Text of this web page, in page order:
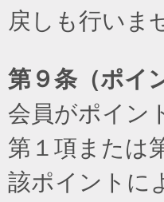
戻しも行いま
第９条（ポイ
会員がポイン
第１項または
該ポイントに